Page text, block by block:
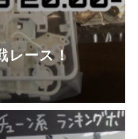
レース！